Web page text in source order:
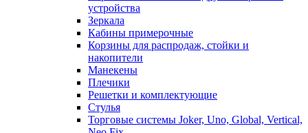
устройства
Зеркала
Кабины примерочные
Корзины для распродаж, стойки и
накопители
Манекены
Плечики
Решетки и комплектующие
Стулья
Торговые системы Joker, Uno, Global, Vertical,